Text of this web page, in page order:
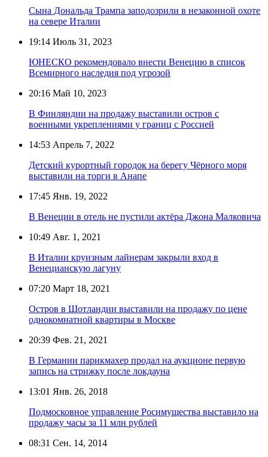
Сына Дональда Трампа заподозрили в незаконной охоте
на севере Италии
19:14 Июль 31, 2023
ЮНЕСКО рекомендовало внести Венецию в список
Всемирного наследия под угрозой
20:16 Май 10, 2023
В Финляндии на продажу выставили остров с
военными укреплениями у границ с Россией
14:53 Апрель 7, 2022
Детский курортный городок на берегу Чёрного моря
выставили на торги в Анапе
17:45 Янв. 19, 2022
В Венеции в отель не пустили актёра Джона Малковича
10:49 Авг. 1, 2021
В Италии круизным лайнерам закрыли вход в
Венецианскую лагуну
07:20 Март 18, 2021
Остров в Шотландии выставили на продажу по цене
однокомнатной квартиры в Москве
20:39 Фев. 21, 2021
В Германии парикмахер продал на аукционе первую
запись на стрижку после локдауна
13:01 Янв. 26, 2018
Подмосковное управление Росимущества выставило на
продажу часы за 11 млн рублей
08:31 Сен. 14, 2014